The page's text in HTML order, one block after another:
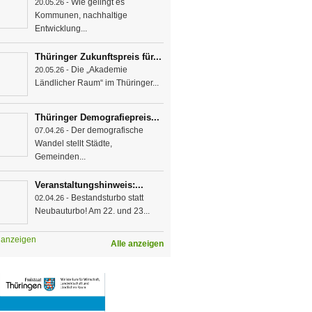
20.05.26 - Wie gelingt es
Kommunen, nachhaltige
Entwicklung...
Thüringer Zukunftspreis für...
20.05.26 - Die „Akademie
Ländlicher Raum“ im Thüringer...
Thüringer Demografiepreis...
07.04.26 - Der demografische
Wandel stellt Städte,
Gemeinden...
Veranstaltungshinweis:...
02.04.26 - Bestandsturbo statt
Neubauturbo! Am 22. und 23...
Alle anzeigen